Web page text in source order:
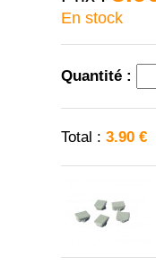
En stock
Quantité :
Total :3.90 €